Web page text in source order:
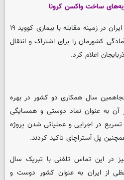
ساخت واکسن کرونا
واعظی با اشاره به موفقیت های ایران در زمینه مقابله با بیماری کووید ۱۹
کشورمان را برای اشتراک و انتقال
اعلام کرد.
سال همکاری دو کشور در بهره
آن به عنوان نماد دوستی و همسایگی
تسریع در اجرایی و عملیاتی شدن پروژه
پل آستراچای تاکید کردند.
در این تماس تلفنی با تبریک سال
از ایران به عنوان کشور دوست و